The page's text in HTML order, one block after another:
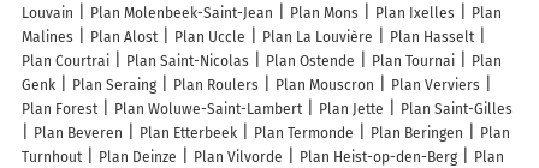
Louvain
Plan Molenbeek-Saint-Jean Plan Mons Plan Ixelles
Plan
Malines
Plan Alost Plan Uccle Plan La Louvière
Plan Hasselt
Plan Courtrai
Plan Saint-Nicolas Plan Ostende Plan Tournai
Plan
Genk
Plan Seraing Plan Roulers Plan Mouscron
Plan Verviers
Plan Forest
Plan Woluwe-Saint-Lambert Plan Jette
Plan Saint-Gilles
Plan Beveren
Plan Etterbeek Plan Termonde Plan Beringen
Plan
Turnhout
Plan Deinze Plan Vilvorde Plan Heist-op-den-Berg
Plan